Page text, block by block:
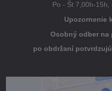
Po - Št 7,00h-
Upozornenie
Osobný odber na
po obdržaní